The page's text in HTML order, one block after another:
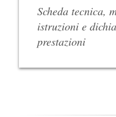
Scheda tecnica,
istruzioni e
prestazioni